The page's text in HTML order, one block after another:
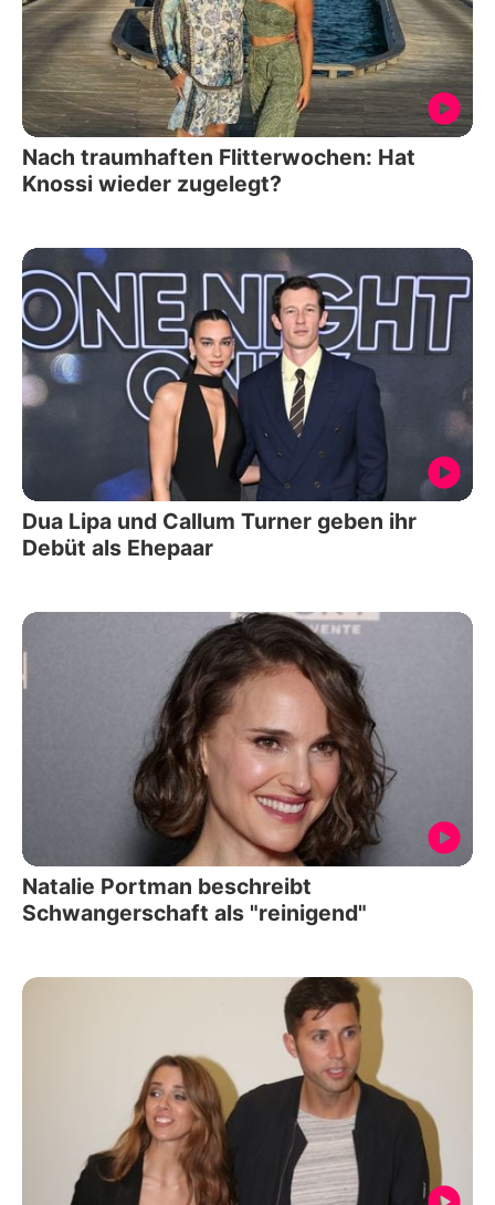
Nach traumhaften Flitterwochen: Hat
Knossi wieder zugelegt?
Dua Lipa und Callum Turner geben ihr
Debüt als Ehepaar
Natalie Portman beschreibt
Schwangerschaft als "reinigend"